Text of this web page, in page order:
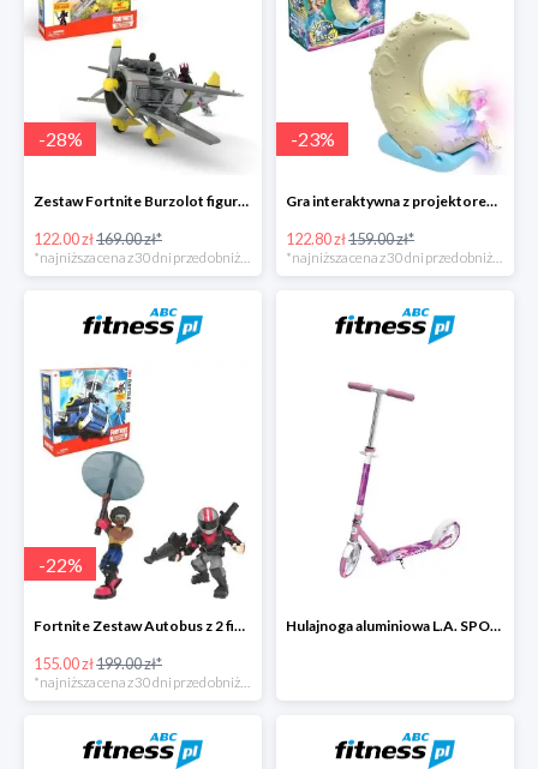
-28%
Zestaw Fortnite Burzolot figurka+2 akcesoria -28%
122.00 zł169.00 zł*
*najniższa cena z 30 dni przed obniżką
-23%
Gra interaktywna z projektorem Magia Gwiazd -23%
122.80 zł159.00 zł*
*najniższa cena z 30 dni przed obniżką
-22%
Fortnite Zestaw Autobus z 2 figurkami i 4 akcesoriami -22%
155.00 zł199.00 zł*
*najniższa cena z 30 dni przed obniżką
Hulajnoga aluminiowa L.A. SPORTS CITY 13860LRG ze stopką -27%